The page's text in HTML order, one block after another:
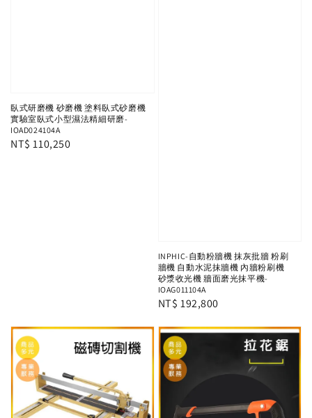
臥式研磨機 砂磨機 塗料臥式砂磨機
實驗室臥式小型濕法精細研磨-
IOAD024104A
Regular
NT$ 110,250
INPHIC-自動粉牆機 抹灰批牆 粉刷
牆機 自動水泥抹牆機 內牆粉刷機
砂漿收光機 牆面磨光抹平機-
IOAG011104A
Regular
NT$ 192,800